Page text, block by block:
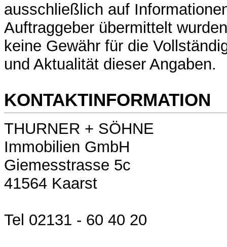
ausschließlich auf
Auftraggeber übermittelt
keine Gewähr für die
und Aktualität dieser Angaben.
KONTAKTINFORMATION
THURNER + SÖHNE
Immobilien GmbH
Giemesstrasse 5c
41564 Kaarst
Tel 02131 - 60 40 20